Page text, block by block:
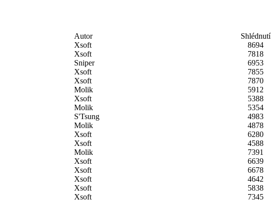
Autor
Shlédnutí
Xsoft
8694
Xsoft
7818
Sniper
6953
Xsoft
7855
Xsoft
7870
Molik
5912
Xsoft
5388
Molik
5354
S'Tsung
4983
Molik
4878
Xsoft
6280
Xsoft
4588
Molik
7391
Xsoft
6639
Xsoft
6678
Xsoft
4642
Xsoft
5838
Xsoft 7345